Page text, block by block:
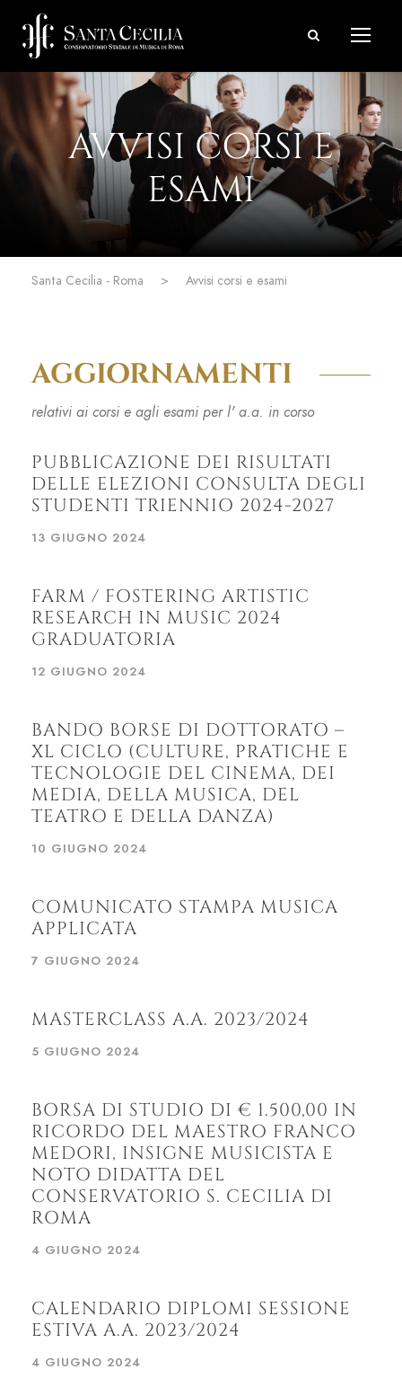
AVVISI CORSI E
ESAMI
Santa Cecilia - Roma > Avvisi corsi e esami
AGGIORNAMENTI
relativi ai corsi e agli esami per l' a.a. in corso
PUBBLICAZIONE DEI RISULTATI
DELLE ELEZIONI CONSULTA DEGLI
STUDENTI TRIENNIO 2024-2027
13 GIUGNO 2024
FARM / FOSTERING ARTISTIC
RESEARCH IN MUSIC 2024
GRADUATORIA
12 GIUGNO 2024
BANDO BORSE DI DOTTORATO –
XL CICLO (CULTURE, PRATICHE E
TECNOLOGIE DEL CINEMA, DEI
MEDIA, DELLA MUSICA, DEL
TEATRO E DELLA DANZA)
10 GIUGNO 2024
COMUNICATO STAMPA MUSICA
APPLICATA
7 GIUGNO 2024
MASTERCLASS A.A. 2023/2024
5 GIUGNO 2024
BORSA DI STUDIO DI € 1.500,00 IN
RICORDO DEL MAESTRO FRANCO
MEDORI, INSIGNE MUSICISTA E
NOTO DIDATTA DEL
CONSERVATORIO S. CECILIA DI
ROMA
4 GIUGNO 2024
CALENDARIO DIPLOMI SESSIONE
ESTIVA A.A. 2023/2024
4 GIUGNO 2024